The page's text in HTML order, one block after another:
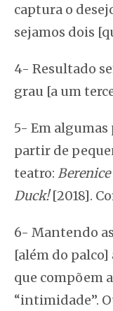
captura o
sejamos dois
4- Resultado
grau [a um
5- Em
partir de
teatro:
Duck![2018].
6- Mantendo
[além do palco]
que compõem
“intimidade”.